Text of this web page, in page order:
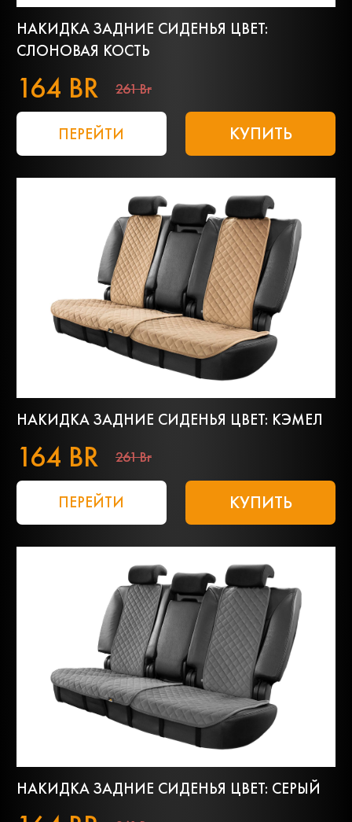
НАКИДКА ЗАДНИЕ СИДЕНЬЯ ЦВЕТ:
СЛОНОВАЯ КОСТЬ
164 BR 261 Br
ПЕРЕЙТИ КУПИТЬ
НАКИДКА ЗАДНИЕ СИДЕНЬЯ ЦВЕТ: КЭМЕЛ
164 BR 261 Br
ПЕРЕЙТИ КУПИТЬ
НАКИДКА ЗАДНИЕ СИДЕНЬЯ ЦВЕТ: СЕРЫЙ